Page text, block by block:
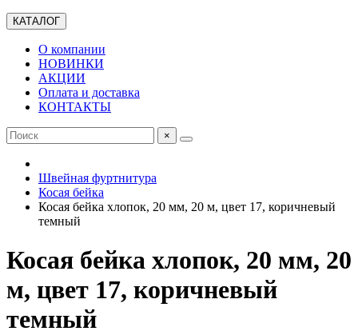
КАТАЛОГ
О компании
НОВИНКИ
АКЦИИ
Оплата и доставка
КОНТАКТЫ
×
Швейная фуртнитура
Косая бейка
Косая бейка хлопок, 20 мм, 20 м, цвет 17, коричневый
темный
Косая бейка хлопок, 20 мм, 20
м, цвет 17, коричневый
темный